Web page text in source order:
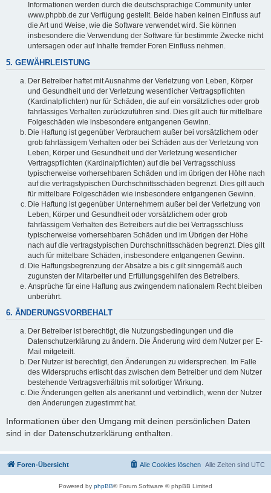
Informationen werden durch die deutschsprachige Community unter
www.phpbb.de zur Verfügung gestellt. Beide haben keinen Einfluss auf
die Art und Weise, wie die Software verwendet wird. Sie können
insbesondere die Verwendung der Software für bestimmte Zwecke nicht
untersagen oder auf Inhalte fremder Foren Einfluss nehmen.
5. GEWÄHRLEISTUNG
Der Betreiber haftet mit Ausnahme der Verletzung von Leben, Körper
und Gesundheit und der Verletzung wesentlicher Vertragspflichten
(Kardinalpflichten) nur für Schäden, die auf ein vorsätzliches oder grob
fahrlässiges Verhalten zurückzuführen sind. Dies gilt auch für mittelbare
Folgeschäden wie insbesondere entgangenen Gewinn.
Die Haftung ist gegenüber Verbrauchern außer bei vorsätzlichem oder
grob fahrlässigem Verhalten oder bei Schäden aus der Verletzung von
Leben, Körper und Gesundheit und der Verletzung wesentlicher
Vertragspflichten (Kardinalpflichten) auf die bei Vertragsschluss
typischerweise vorhersehbaren Schäden und im übrigen der Höhe nach
auf die vertragstypischen Durchschnittsschäden begrenzt. Dies gilt auch
für mittelbare Folgeschäden wie insbesondere entgangenen Gewinn.
Die Haftung ist gegenüber Unternehmern außer bei der Verletzung von
Leben, Körper und Gesundheit oder vorsätzlichem oder grob
fahrlässigem Verhalten des Betreibers auf die bei Vertragsschluss
typischerweise vorhersehbaren Schäden und im Übrigen der Höhe
nach auf die vertragstypischen Durchschnittsschäden begrenzt. Dies gilt
auch für mittelbare Schäden, insbesondere entgangenen Gewinn.
Die Haftungsbegrenzung der Absätze a bis c gilt sinngemäß auch
zugunsten der Mitarbeiter und Erfüllungsgehilfen des Betreibers.
Ansprüche für eine Haftung aus zwingendem nationalem Recht bleiben
unberührt.
6. ÄNDERUNGSVORBEHALT
Der Betreiber ist berechtigt, die Nutzungsbedingungen und die
Datenschutzerklärung zu ändern. Die Änderung wird dem Nutzer per E-
Mail mitgeteilt.
Der Nutzer ist berechtigt, den Änderungen zu widersprechen. Im Falle
des Widerspruchs erlischt das zwischen dem Betreiber und dem Nutzer
bestehende Vertragsverhältnis mit sofortiger Wirkung.
Die Änderungen gelten als anerkannt und verbindlich, wenn der Nutzer
den Änderungen zugestimmt hat.
Informationen über den Umgang mit deinen persönlichen Daten
sind in der Datenschutzerklärung enthalten.
Foren-Übersicht Alle Zeiten sind UTC
Alle Cookies löschen
Powered by phpBB® Forum Software © phpBB Limited